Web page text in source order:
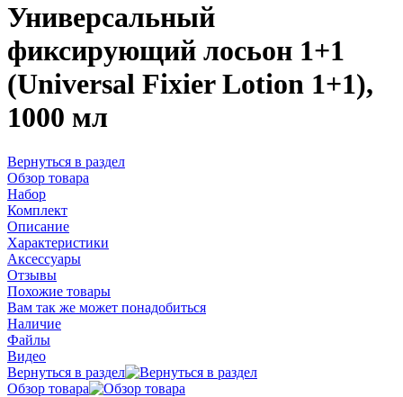
Универсальный
фиксирующий лосьон 1+1
(Universal Fixier Lotion 1+1),
1000 мл
Вернуться в раздел
Обзор товара
Набор
Комплект
Описание
Характеристики
Аксессуары
Отзывы
Похожие товары
Вам так же может понадобиться
Наличие
Файлы
Видео
Вернуться в раздел
Обзор товара